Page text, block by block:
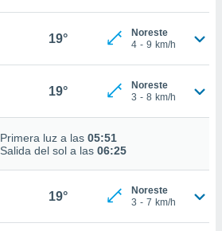
19°
Noreste
4 - 9 km/h
19°
Noreste
3 - 8 km/h
Primera luz a las 05:51
Salida del sol a las 06:25
19°
Noreste
3 - 7 km/h